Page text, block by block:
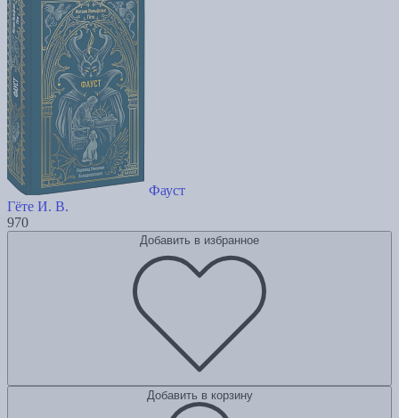
Фауст
Гёте И. В.
970
Добавить в избранное
Добавить в корзину